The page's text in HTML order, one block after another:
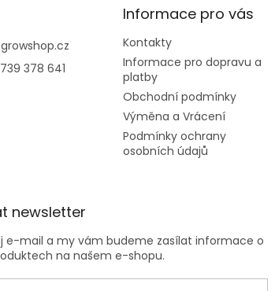
growshop.cz
378 641
Informace pro vás
Kontakty
Informace pro dopravu a
platby
Obchodní podmínky
Výměna a Vrácení
Podmínky ochrany
osobních údajů
newsletter
e-mail a my vám budeme zasílat informace o
na našem e-shopu.